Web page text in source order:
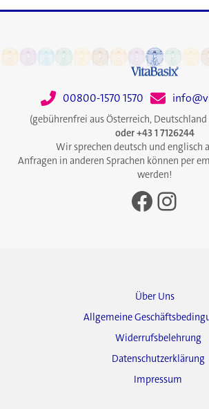
00800-1570 1570
(gebührenfrei aus Österreich,
oder +43 1 7126244
Wir sprechen deutsch und englisch
Anfragen in anderen Sprachen können per
werden!
Über Uns
Allgemeine
Widerrufsbelehrung
Datenschutzerklärung
Impressum